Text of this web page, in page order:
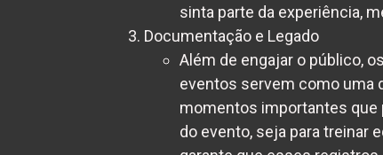
sinta parte da experiência,
Documentação e Legado
Além de engajar o público,
eventos servem como uma
momentos importantes que
do evento, seja para treinar